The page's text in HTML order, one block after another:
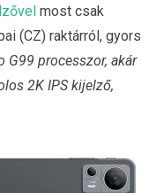
most csak
(CZ) raktárról, gyors
G99 processzor, akár
2K IPS kijelző,